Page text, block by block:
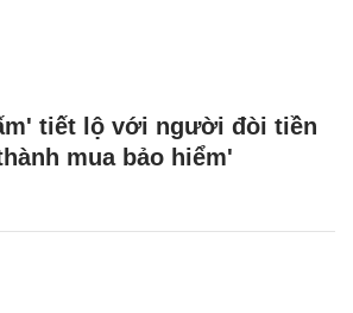
tiết lộ với người đòi tiền
mua bảo hiểm'